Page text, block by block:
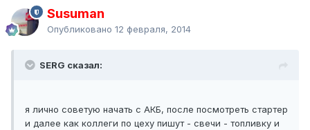
Susuman
Опубликовано 12 февраля, 2014
SERG сказал:
я лично советую начать с АКБ, после посмотреть стартер
и далее как коллеги по цеху пишут - свечи - топливку и